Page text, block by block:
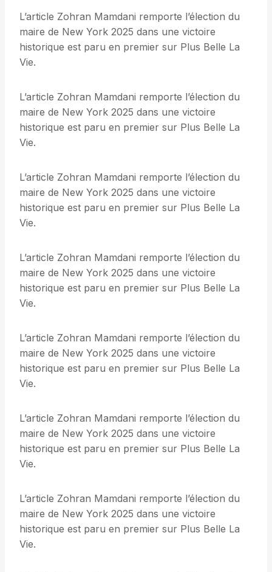
L’article Zohran Mamdani remporte l’élection du
maire de New York 2025 dans une victoire
historique est paru en premier sur Plus Belle La
Vie.
L’article Zohran Mamdani remporte l’élection du
maire de New York 2025 dans une victoire
historique est paru en premier sur Plus Belle La
Vie.
L’article Zohran Mamdani remporte l’élection du
maire de New York 2025 dans une victoire
historique est paru en premier sur Plus Belle La
Vie.
L’article Zohran Mamdani remporte l’élection du
maire de New York 2025 dans une victoire
historique est paru en premier sur Plus Belle La
Vie.
L’article Zohran Mamdani remporte l’élection du
maire de New York 2025 dans une victoire
historique est paru en premier sur Plus Belle La
Vie.
L’article Zohran Mamdani remporte l’élection du
maire de New York 2025 dans une victoire
historique est paru en premier sur Plus Belle La
Vie.
L’article Zohran Mamdani remporte l’élection du
maire de New York 2025 dans une victoire
historique est paru en premier sur Plus Belle La
Vie.